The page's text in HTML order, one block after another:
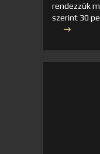
rendezzük
szerint 30